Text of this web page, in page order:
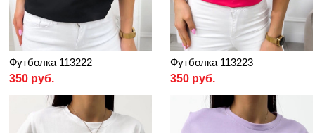
Футболка 113222
350 руб.
Футболка 113223
350 руб.